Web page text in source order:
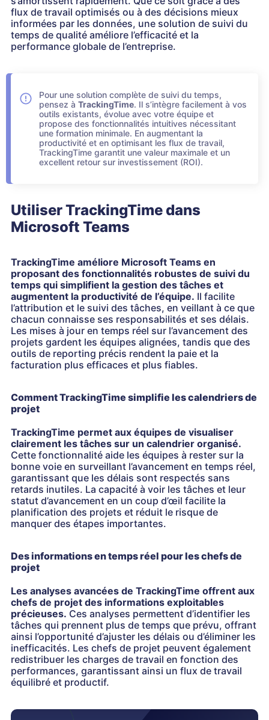
flux de travail optimisés ou à des décisions mieux
informées par les données, une solution de suivi du
temps de qualité améliore l’efficacité et la
performance globale de l’entreprise.
Pour une solution complète de suivi du temps,
pensez à TrackingTime. Il s’intègre facilement à vos
outils existants, évolue avec votre équipe et
propose des fonctionnalités intuitives nécessitant
une formation minimale. En augmentant la
productivité et en optimisant les flux de travail,
TrackingTime garantit une valeur maximale et un
excellent retour sur investissement (ROI).
Utiliser TrackingTime dans
Microsoft Teams
TrackingTime améliore Microsoft Teams en
proposant des fonctionnalités robustes de suivi du
temps qui simplifient la gestion des tâches et
augmentent la productivité de l’équipe. Il facilite
l’attribution et le suivi des tâches, en veillant à ce que
chacun connaisse ses responsabilités et ses délais.
Les mises à jour en temps réel sur l’avancement des
projets gardent les équipes alignées, tandis que des
outils de reporting précis rendent la paie et la
facturation plus efficaces et plus fiables.
Comment TrackingTime simplifie les calendriers de
projet
TrackingTime permet aux équipes de visualiser
clairement les tâches sur un calendrier organisé.
Cette fonctionnalité aide les équipes à rester sur la
bonne voie en surveillant l’avancement en temps réel,
garantissant que les délais sont respectés sans
retards inutiles. La capacité à voir les tâches et leur
statut d’avancement en un coup d’œil facilite la
planification des projets et réduit le risque de
manquer des étapes importantes.
Des informations en temps réel pour les chefs de
projet
Les analyses avancées de TrackingTime offrent aux
chefs de projet des informations exploitables
précieuses. Ces analyses permettent d’identifier les
tâches qui prennent plus de temps que prévu, offrant
ainsi l’opportunité d’ajuster les délais ou d’éliminer les
inefficacités. Les chefs de projet peuvent également
redistribuer les charges de travail en fonction des
performances, garantissant ainsi un flux de travail
équilibré et productif.